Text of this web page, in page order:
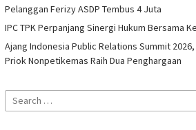
Pelanggan Ferizy ASDP Tembus 4 Juta
IPC TPK Perpanjang Sinergi Hukum Bersama
Ajang Indonesia Public Relations Summit 2026,
Priok Nonpetikemas Raih Dua Penghargaan
Search
for: